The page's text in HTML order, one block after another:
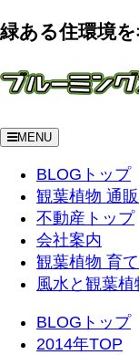
緑ある住環境
MENU
BLOGトップ
観葉植物 通販
不動産トップ
会社案内
観葉植物 育
風水と観葉植
BLOGトップ
2014年TOP